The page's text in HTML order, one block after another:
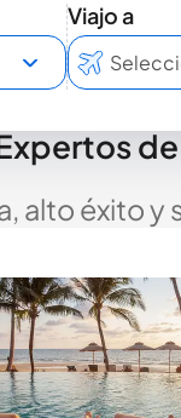
Viajo a
alto éxito y